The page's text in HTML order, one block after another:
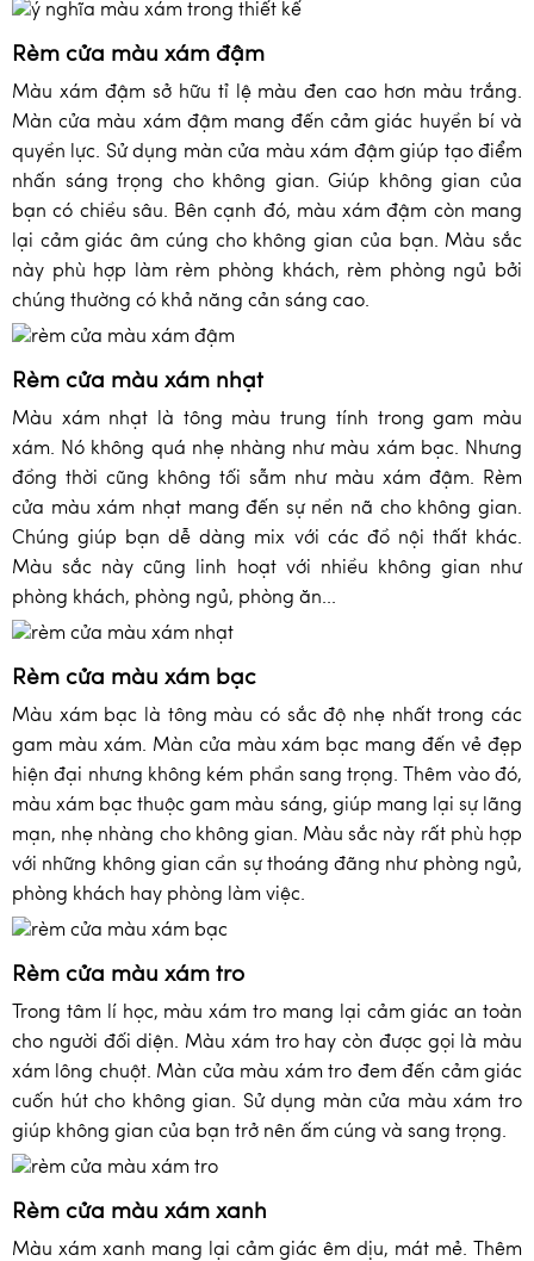
Rèm cửa màu xám đậm
Màu xám đậm sở hữu tỉ lệ màu đen cao hơn màu trắng.
Màn cửa màu xám đậm mang đến cảm giác huyền bí và
quyền lực. Sử dụng màn cửa màu xám đậm giúp tạo điểm
nhấn sáng trọng cho không gian. Giúp không gian của
bạn có chiều sâu. Bên cạnh đó, màu xám đậm còn mang
lại cảm giác âm cúng cho không gian của bạn. Màu sắc
này phù hợp làm rèm phòng khách, rèm phòng ngủ bởi
chúng thường có khả năng cản sáng cao.
Rèm cửa màu xám nhạt
Màu xám nhạt là tông màu trung tính trong gam màu
xám. Nó không quá nhẹ nhàng như màu xám bạc. Nhưng
đồng thời cũng không tối sẫm như màu xám đậm. Rèm
cửa màu xám nhạt mang đến sự nền nã cho không gian.
Chúng giúp bạn dễ dàng mix với các đồ nội thất khác.
Màu sắc này cũng linh hoạt với nhiều không gian như
phòng khách, phòng ngủ, phòng ăn...
Rèm cửa màu xám bạc
Màu xám bạc là tông màu có sắc độ nhẹ nhất trong các
gam màu xám. Màn cửa màu xám bạc mang đến vẻ đẹp
hiện đại nhưng không kém phần sang trọng. Thêm vào đó,
màu xám bạc thuộc gam màu sáng, giúp mang lại sự lãng
mạn, nhẹ nhàng cho không gian. Màu sắc này rất phù hợp
với những không gian cần sự thoáng đãng như phòng ngủ,
phòng khách hay phòng làm việc.
Rèm cửa màu xám tro
Trong tâm lí học, màu xám tro mang lại cảm giác an toàn
cho người đối diện. Màu xám tro hay còn được gọi là màu
xám lông chuột. Màn cửa màu xám tro đem đến cảm giác
cuốn hút cho không gian. Sử dụng màn cửa màu xám tro
giúp không gian của bạn trở nên ấm cúng và sang trọng.
Rèm cửa màu xám xanh
Màu xám xanh mang lại cảm giác êm dịu, mát mẻ. Thêm